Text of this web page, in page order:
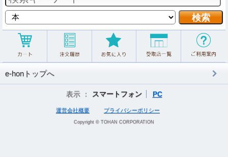
e-honトップへ
表示 ： スマートフォン PC
運営会社概要 プライバシーポリシー
Copyright © TOHAN CORPORATION